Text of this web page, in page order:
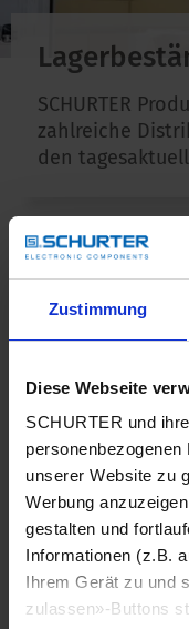
Zustimmung
Diese Webseite
SCHURTER und
unserer Website zu
Werbung
gestalten und
Informationen (z.B.
Ihrem Gerät zu und
zulassen»-Buttons
SCHURTER
zahlreiche
den